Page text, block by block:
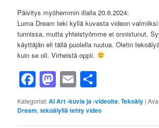
Päivitys myöhemmin illalla 20.6.2024:
Luma Dream teki kyllä kuvasta videon
tunnissa, mutta yhteistyömme ei onnistunut.
käyttäjän eli tällä puolella ruutua. Oletin
kuin se oli. Virheistä oppii.
Facebook
Mastodon
Email
Kategoriat:AI Art -kuvia ja -videoita,Tekoäly |
Dream,tekoälyllä tehty video